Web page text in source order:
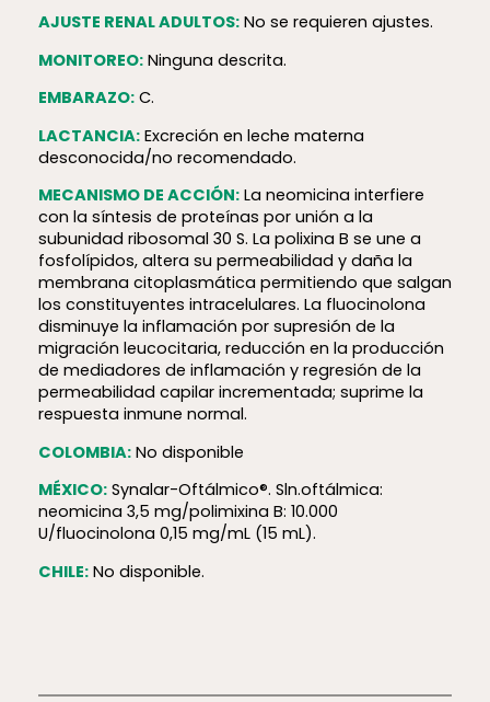
AJUSTE RENAL ADULTOS:No se requieren ajustes.
MONITOREO:Ninguna descrita.
EMBARAZO:C.
LACTANCIA:Excreción en leche materna
desconocida/no recomendado.
MECANISMO DE ACCIÓN:La neomicina interfiere
con la síntesis de proteínas por unión a la
subunidad ribosomal 30 S. La polixina B se une a
fosfolípidos, altera su permeabilidad y daña la
membrana citoplasmática permitiendo que salgan
los constituyentes intracelulares. La fluocinolona
disminuye la inflamación por supresión de la
migración leucocitaria, reducción en la producción
de mediadores de inflamación y regresión de la
permeabilidad capilar incrementada; suprime la
respuesta inmune normal.
COLOMBIA:No disponible
MÉXICO:Synalar-Oftálmico®. Sln.oftálmica:
neomicina 3,5 mg/polimixina B: 10.000
U/fluocinolona 0,15 mg/mL (15 mL).
CHILE:No disponible.